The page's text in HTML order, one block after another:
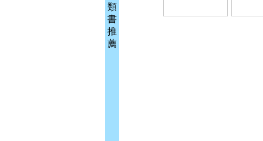
類
書
推
薦